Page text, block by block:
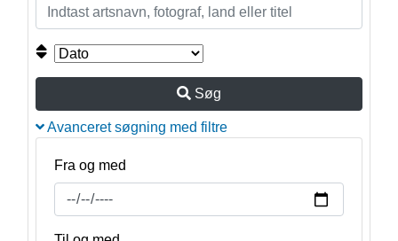
Søg
Avanceret søgning med filtre
Fra og med